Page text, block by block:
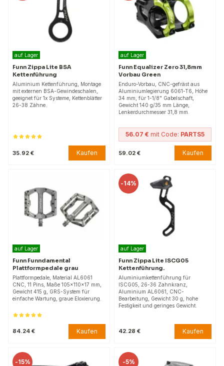
auf Lager
Funn Zippa Lite BSA
Kettenführung
Aluminium Kettenführung, Montage
mit externen BSA-Gewindeschalen,
geeignet für 1x Systeme, Kettenblätter
26-38 Zähne.
35.92 € Kaufen
auf Lager
Funn Equalizer Zero 31,8mm
Vorbau Green
Enduro-Vorbau, CNC-gefräst aus
Aluminiumlegierung 6061-T6, Höhe
34 mm, für 1-1/8" Gabelschaft,
Gewicht 140 g/35 mm Länge,
Lenkerdurchmesser 31,8 mm.
56.07 € mit Code: PARTS5
59.02 € Kaufen
auf Lager
Funn Funndamental
Plattformpedale grau
Plattformpedale, Material AL6061
CNC, 11 Pins, Maße 105x110x17 mm,
Gewicht 415 g, GRS-System für
einfache Wartung, graue Eloxierung.
84.24 € Kaufen
-14%
auf Lager
Funn Zippa Lite ISCG05
Kettenführung.
Aluminiumkettenführung für
ISCG05, 26-36 Zahnkranz,
Aluminium AL6061, CNC-
Bearbeitung, Gewicht 30 g, hohe
Festigkeit und geringes Gewicht.
42.28 € Kaufen
-15% -5%